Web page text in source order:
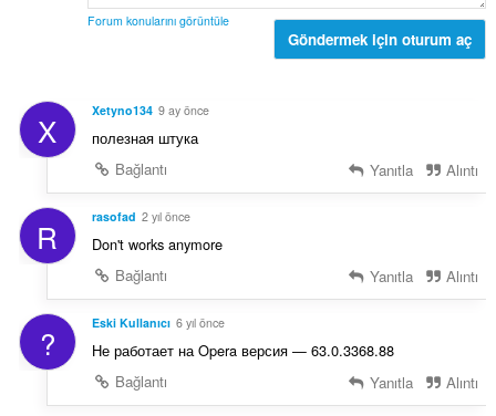
y
:
Forum konularını görüntüle
Göndermek için oturum aç
X Xetyno134 9 ay önce
полезная штука
Bağlantı
Yanıtla Alıntı
R rasofad 2 yıl önce
Don't works anymore
Bağlantı
Yanıtla Alıntı
? Eski Kullanıcı 6 yıl önce
Не работает на Opera версия — 63.0.3368.88
Bağlantı
Yanıtla Alıntı